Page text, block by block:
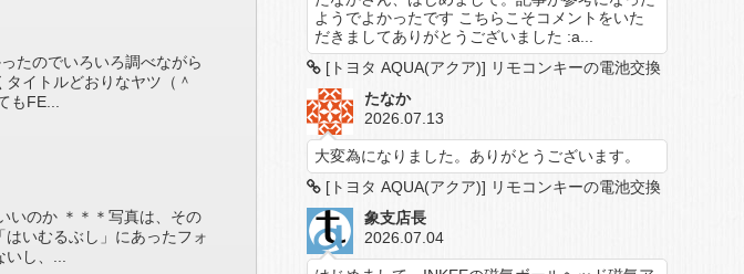
たのでいろいろ調べながら
イトルどおりなヤツ（＾
もFE...
いのか ＊＊＊写真は、その
いむるぶし」にあったフォ
し、...
ようでよかったです こちらこそコメントをいた
だきましてありがとうございました :a...
[トヨタ AQUA(アクア)] リモコンキーの電池交換
たなか
2026.07.13
大変為になりました。ありがとうございます。
[トヨタ AQUA(アクア)] リモコンキーの電池交換
象支店長
2026.07.04